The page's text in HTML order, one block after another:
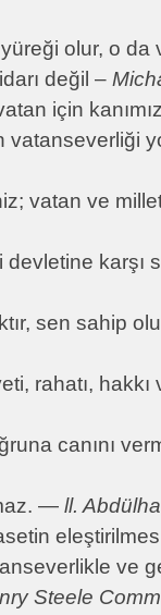
olur, o da
değil –
için
vatanseverliği
vatan ve
karşı
sen sahip
rahatı,
canını
― ll.
ve
Steele